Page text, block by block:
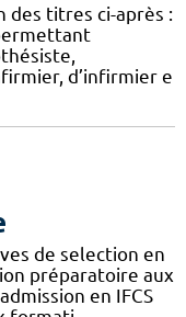
des titres ci-après :
d’infirmier e
de selection en
préparatoire aux
en IFCS